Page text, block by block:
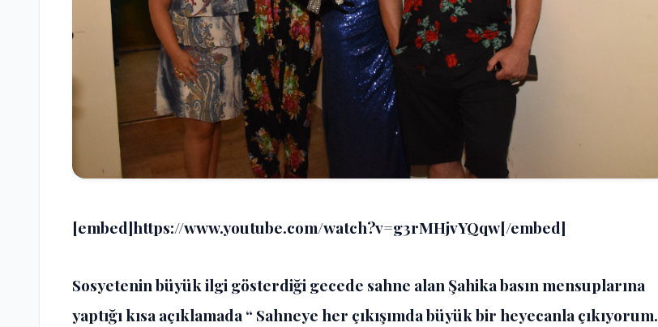
[embed]https://www.youtube.com/watch?v=g3rMHjvYQqw[/embed]
Sosyetenin büyük ilgi gösterdiği gecede sahne alan Şahika basın mensuplarına
yaptığı kısa açıklamada “ Sahneye her çıkışımda büyük bir heyecanla çıkıyorum.